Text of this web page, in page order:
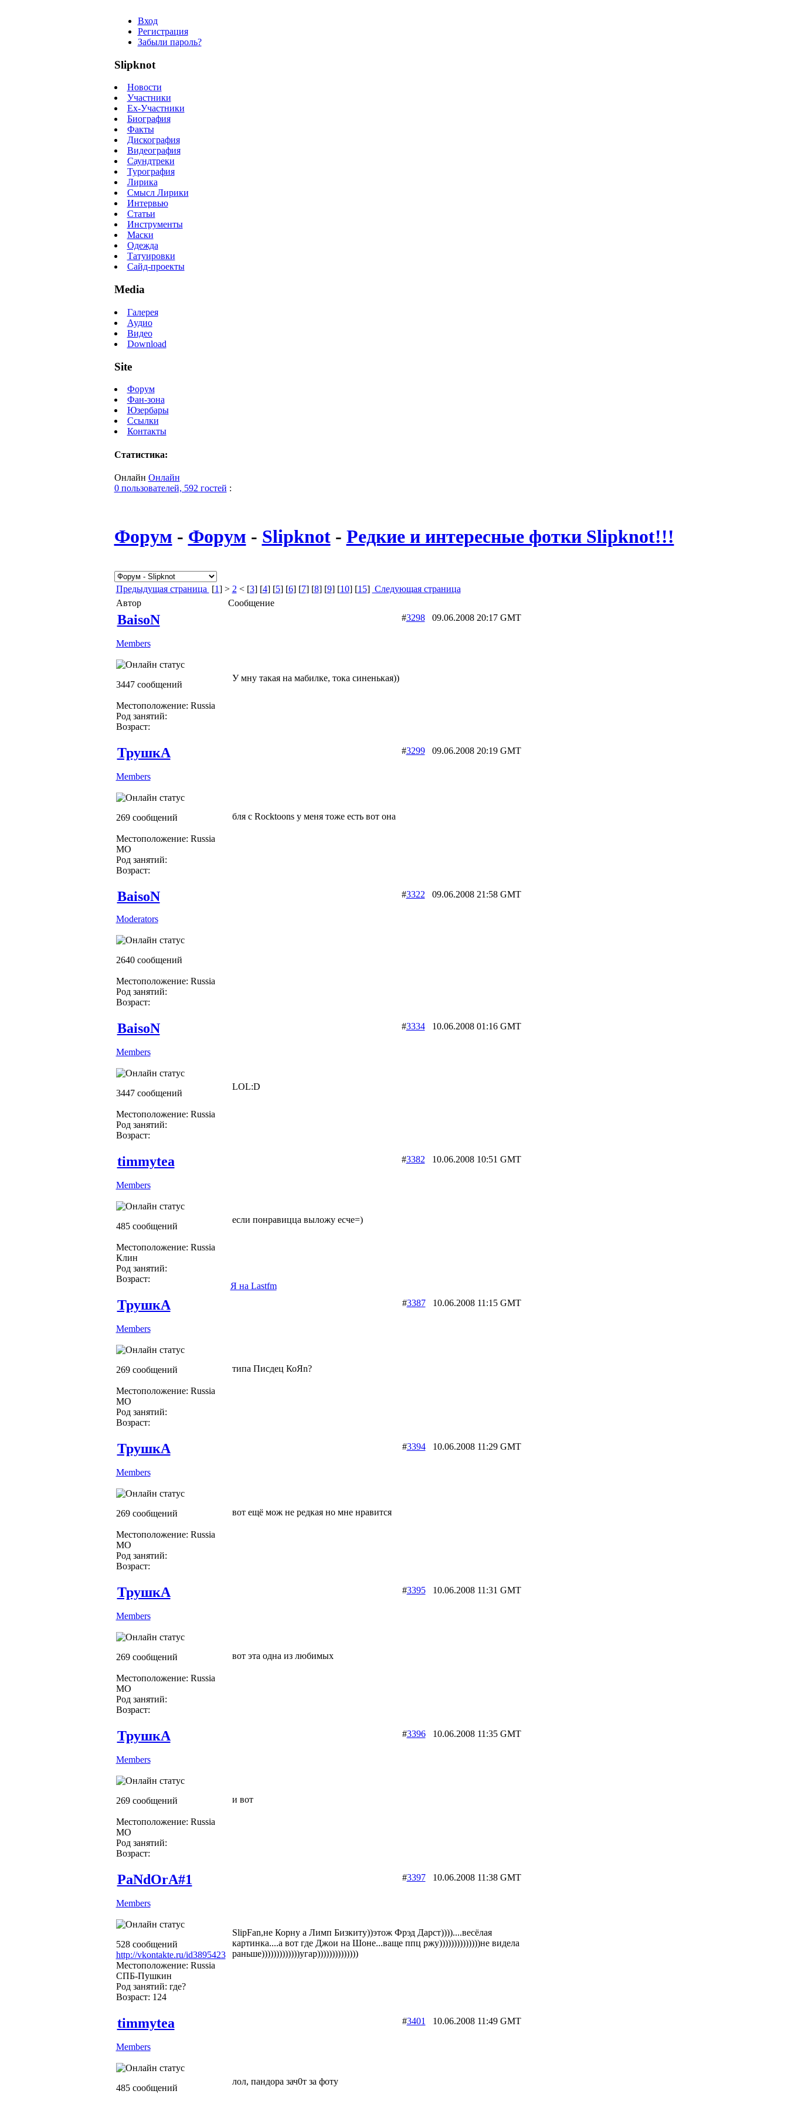
Вход
Регистрация
Забыли пароль?
Slipknot
Новости
Участники
Ex-Участники
Биография
Факты
Дискография
Видеография
Саундтреки
Турография
Лирика
Смысл Лирики
Интервью
Статьи
Инструменты
Маски
Одежда
Татуировки
Сайд-проекты
Media
Галерея
Аудио
Видео
Download
Site
Форум
Фан-зона
Юзербары
Ссылки
Контакты
Статистика:
Онлайн Онлайн
0 пользователей, 592 гостей :
Форум - Форум - Slipknot- Редкие и интересные фотки Slipknot!!!
Предыдущая страница [1] > 2 < [3] [4] [5] [6] [7] [8] [9] [10] [15] Следующая страница
Автор
Сообщение
BaisoN
Members
3447 сообщений
Местоположение: Russia
Род занятий:
Возраст:
#329809.06.2008 20:17 GMT
У мну такая на мабилке, тока синенькая))
ТрушкА
Members
269 сообщений
Местоположение: Russia
МО
Род занятий:
Возраст:
#329909.06.2008 20:19 GMT
бля с Rocktoons у меня тоже есть вот она
BaisoN
Moderators
2640 сообщений
Местоположение: Russia
Род занятий:
Возраст:
#3322 09.06.2008 21:58 GMT
BaisoN
Members
3447 сообщений
Местоположение: Russia
Род занятий:
Возраст:
#333410.06.2008 01:16 GMT
LOL:D
timmytea
Members
485 сообщений
Местоположение: Russia
Клин
Род занятий:
Возраст:
#3382 10.06.2008 10:51 GMT
если понравицца выложу есче=)
Я на Lastfm
ТрушкА
Members
269 сообщений
Местоположение: Russia
МО
Род занятий:
Возраст:
#338710.06.2008 11:15 GMT
типа Писдец КоЯn?
ТрушкА
Members
269 сообщений
Местоположение: Russia
МО
Род занятий:
Возраст:
#339410.06.2008 11:29 GMT
вот ещё мож не редкая но мне нравится
ТрушкА
Members
269 сообщений
Местоположение: Russia
МО
Род занятий:
Возраст:
#339510.06.2008 11:31 GMT
вот эта одна из любимых
ТрушкА
Members
269 сообщений
Местоположение: Russia
МО
Род занятий:
Возраст:
#339610.06.2008 11:35 GMT
и вот
PaNdOrA#1
Members
528 сообщений
http://vkontakte.ru/id3895423
Местоположение: Russia
СПБ-Пушкин
Род занятий: где?
Возраст: 124
#339710.06.2008 11:38 GMT
SlipFan,не Корну а Лимп Бизкиту))этож Фрэд Дарст))))....весёлая
картинка....а вот где Джои на Шоне...ваще ппц ржу))))))))))))))не видела
раньше)))))))))))))угар))))))))))))))
timmytea
Members
485 сообщений
#3401 10.06.2008 11:49 GMT
лол, пандора зач0т за фоту